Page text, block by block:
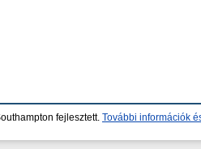
fejlesztett. További információk